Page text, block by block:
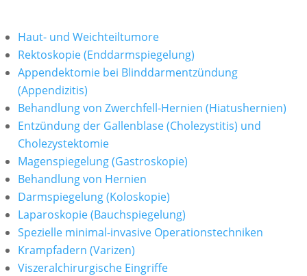
Haut- und Weichteiltumore
Rektoskopie (Enddarmspiegelung)
Appendektomie bei Blinddarmentzündung
(Appendizitis)
Behandlung von Zwerchfell-Hernien (Hiatushernien)
Entzündung der Gallenblase (Cholezystitis) und
Cholezystektomie
Magenspiegelung (Gastroskopie)
Behandlung von Hernien
Darmspiegelung (Koloskopie)
Laparoskopie (Bauchspiegelung)
Spezielle minimal-invasive Operationstechniken
Krampfadern (Varizen)
Viszeralchirurgische Eingriffe